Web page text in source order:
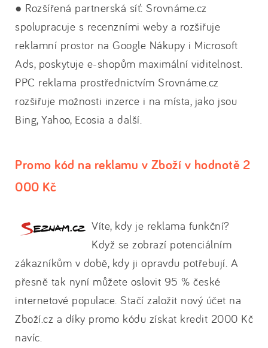
● Rozšířená partnerská síť: Srovnáme.cz
spolupracuje s recenzními weby a rozšiřuje
reklamní prostor na Google Nákupy i Microsoft
Ads, poskytuje e-shopům maximální viditelnost.
PPC reklama prostřednictvím Srovnáme.cz
rozšiřuje možnosti inzerce i na místa, jako jsou
Bing, Yahoo, Ecosia a další.
Promo kód na reklamu v Zboží v hodnotě 2
000 Kč
Víte, kdy je reklama funkční?
Když se zobrazí potenciálním
zákazníkům v době, kdy ji opravdu potřebují. A
přesně tak nyní můžete oslovit 95 % české
internetové populace. Stačí založit nový účet na
Zboží.cz a díky promo kódu získat kredit 2000 Kč
navíc.